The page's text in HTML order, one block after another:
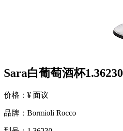
Sara白葡萄酒杯1.36230
价格：¥ 面议
品牌：Bormioli Rocco